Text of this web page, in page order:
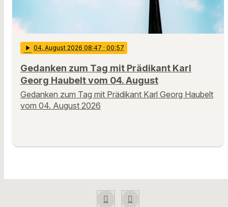
play_arrow 04. August 2026 08:47 · 00:57
Gedanken zum Tag mit Prädikant Karl
Georg Haubelt vom 04. August
Gedanken zum Tag mit Prädikant Karl Georg Haubelt
vom 04. August 2026